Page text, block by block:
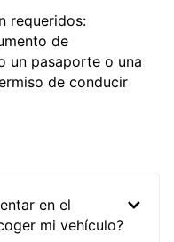
requeridos:
de
un pasaporte o una
de conducir
en el
mi vehículo?